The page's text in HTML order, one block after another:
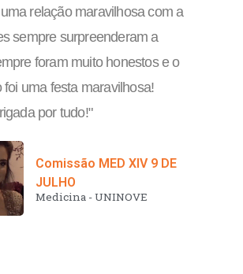
relação maravilhosa com a
sempre surpreenderam a
foram muito honestos e o
foi uma festa maravilhosa!
por tudo!"
Comissão MED XIV 9 DE
JULHO
Medicina - UNINOVE